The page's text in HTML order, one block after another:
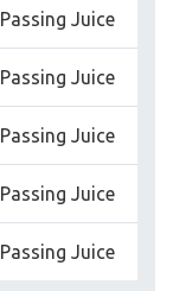
Passing Juice
Passing Juice
Passing Juice
Passing Juice
Passing Juice